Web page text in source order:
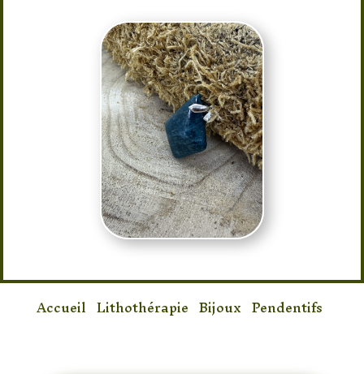
Accueil Lithothérapie Bijoux Pendentifs